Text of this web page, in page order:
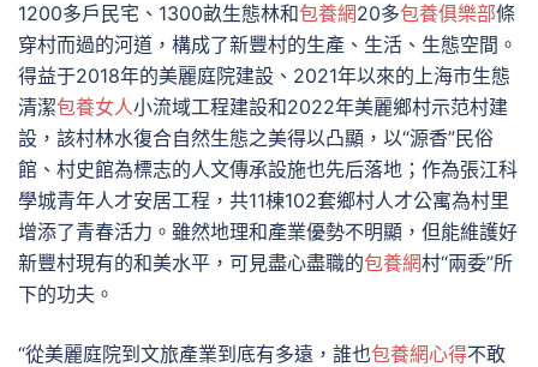
1200多戶民宅、1300畝生態林和包養網20多包養俱樂部條
穿村而過的河道，構成了新豐村的生產、生活、生態空間。
得益于2018年的美麗庭院建設、2021年以來的上海市生態
清潔包養女人小流域工程建設和2022年美麗鄉村示范村建
設，該村林水復合自然生態之美得以凸顯，以“源香”民俗
館、村史館為標志的人文傳承設施也先后落地；作為張江科
學城青年人才安居工程，共11棟102套鄉村人才公寓為村里
增添了青春活力。雖然地理和產業優勢不明顯，但能維護好
新豐村現有的和美水平，可見盡心盡職的包養網村“兩委”所
下的功夫。
“從美麗庭院到文旅產業到底有多遠，誰也包養網心得不敢